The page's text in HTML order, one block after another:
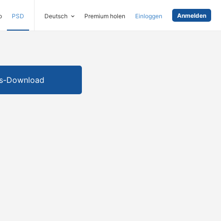
PSD Deutsch Premium holen Einloggen Anmelden
Download